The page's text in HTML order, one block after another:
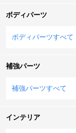
ボディパーツ
ボディパーツすべて
補強パーツ
補強パーツすべて
インテリア